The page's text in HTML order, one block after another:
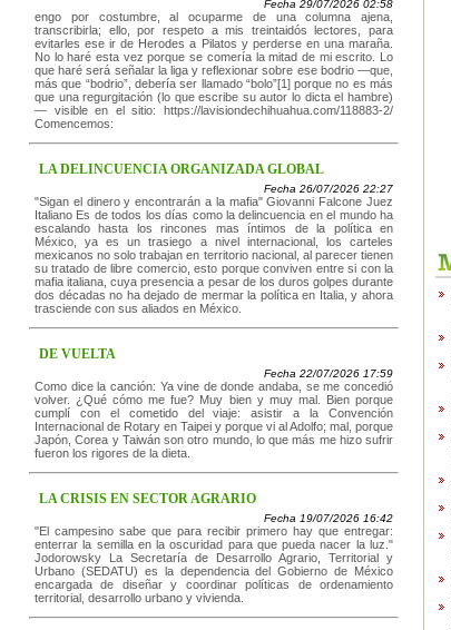
Fecha 29/07/2026 02:58
engo por costumbre, al ocuparme de una columna ajena,
transcribirla; ello, por respeto a mis treintaidós lectores, para
evitarles ese ir de Herodes a Pilatos y perderse en una maraña.
No lo haré esta vez porque se comería la mitad de mi escrito. Lo
que haré será señalar la liga y reflexionar sobre ese bodrio —que,
más que “bodrio”, debería ser llamado “bolo”[1] porque no es más
que una regurgitación (lo que escribe su autor lo dicta el hambre)
— visible en el sitio: https://lavisiondechihuahua.com/118883-2/
Comencemos:
LA DELINCUENCIA ORGANIZADA GLOBAL
Fecha 26/07/2026 22:27
"Sigan el dinero y encontrarán a la mafia" Giovanni Falcone Juez
Italiano Es de todos los días como la delincuencia en el mundo ha
escalando hasta los rincones mas íntimos de la política en
México, ya es un trasiego a nivel internacional, los carteles
mexicanos no solo trabajan en territorio nacional, al parecer tienen
su tratado de libre comercio, esto porque conviven entre si con la
mafia italiana, cuya presencia a pesar de los duros golpes durante
dos décadas no ha dejado de mermar la política en Italia, y ahora
trasciende con sus aliados en México.
DE VUELTA
Fecha 22/07/2026 17:59
Como dice la canción: Ya vine de donde andaba, se me concedió
volver. ¿Qué cómo me fue? Muy bien y muy mal. Bien porque
cumplí con el cometido del viaje: asistir a la Convención
Internacional de Rotary en Taipei y porque vi al Adolfo; mal, porque
Japón, Corea y Taiwán son otro mundo, lo que más me hizo sufrir
fueron los rigores de la dieta.
LA CRISIS EN SECTOR AGRARIO
Fecha 19/07/2026 16:42
"El campesino sabe que para recibir primero hay que entregar:
enterrar la semilla en la oscuridad para que pueda nacer la luz."
Jodorowsky La Secretaría de Desarrollo Agrario, Territorial y
Urbano (SEDATU) es la dependencia del Gobierno de México
encargada de diseñar y coordinar políticas de ordenamiento
territorial, desarrollo urbano y vivienda.